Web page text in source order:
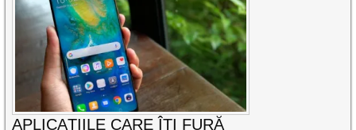
APLICAŢIILE CARE ÎŢI FURĂ